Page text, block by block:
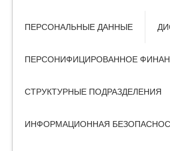
ПЕРСОНАЛЬНЫЕ ДАННЫЕ
ПЕРСОНИФИЦИРОВАННОЕ
СТРУКТУРНЫЕ ПОДРАЗДЕЛЕНИЯ
ИНФОРМАЦИОННАЯ